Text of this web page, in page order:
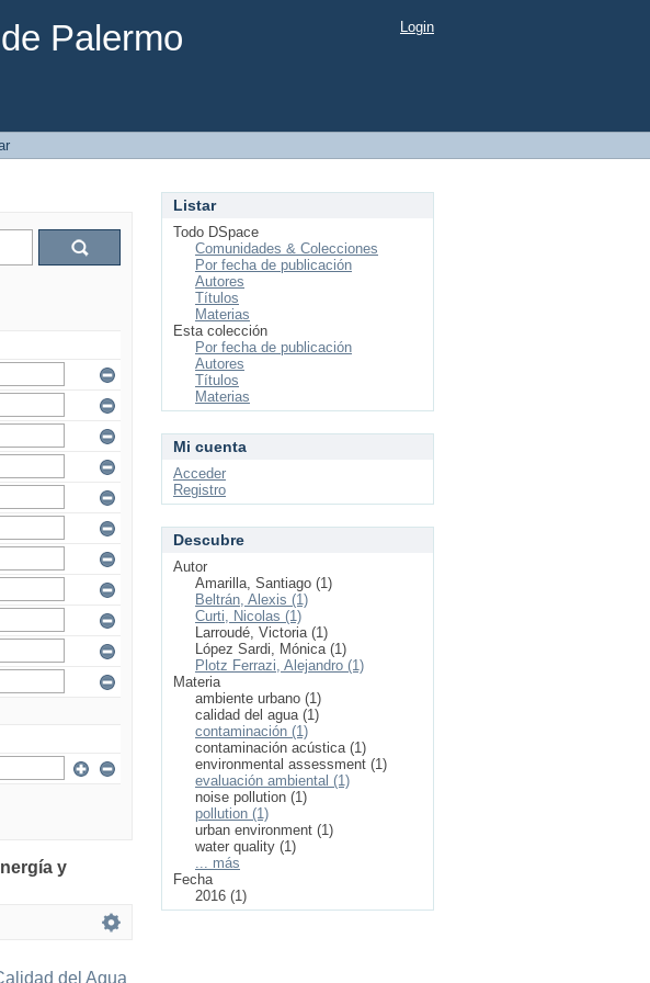
Palermo Login
y
del Agua
Listar
Todo DSpace
Comunidades & Colecciones
Por fecha de publicación
Autores
Títulos
Materias
Esta colección
Por fecha de publicación
Autores
Títulos
Materias
Mi cuenta
Acceder
Registro
Descubre
Autor
Amarilla, Santiago (1)
Beltrán, Alexis (1)
Curti, Nicolas (1)
Larroudé, Victoria (1)
López Sardi, Mónica (1)
Plotz Ferrazi, Alejandro (1)
Materia
ambiente urbano (1)
calidad del agua (1)
contaminación (1)
contaminación acústica (1)
environmental assessment (1)
evaluación ambiental (1)
noise pollution (1)
pollution (1)
urban environment (1)
water quality (1)
... más
Fecha
2016 (1)